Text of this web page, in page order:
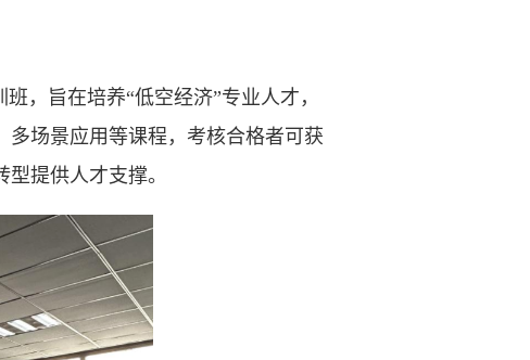
旨在培养“低空经济”专业人才，
多场景应用等课程，考核合格者可获
转型提供人才支撑。